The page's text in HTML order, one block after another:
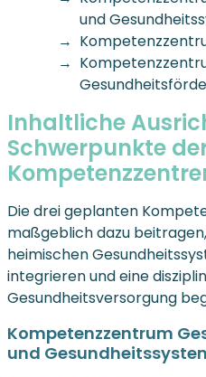
und
Inhaltliche
Schwerpunkte
Die drei geplanten
maßgeblich dazu
heimischen
integrieren und eine
Gesundheitsversorgung
Kompetenzzentrum
und